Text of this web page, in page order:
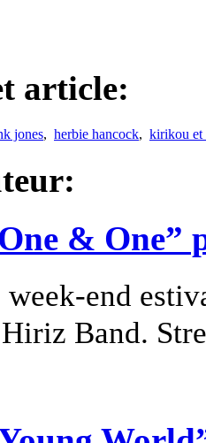
article:
jones, herbie hancock, kirikou et
&
week-end
Band.